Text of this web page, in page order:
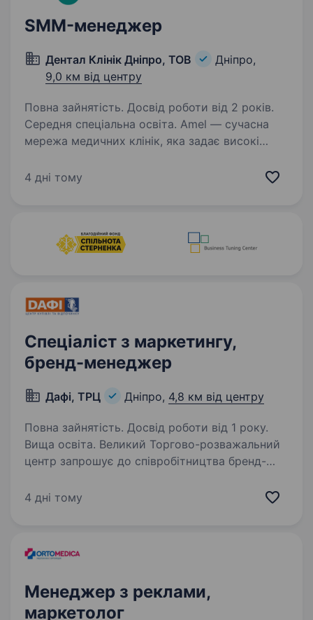
SMM-менеджер
Дентал Клінік Дніпро, ТОВ
Дніпро,
9,0 км від центру
Повна зайнятість. Досвід роботи від 2 років.
Середня спеціальна освіта. Amel — сучасна
мережа медичних клінік, яка задає високі
ми шукаємо креативного SMM-менеджера,
4 дні тому
Спеціаліст з маркетингу,
бренд-менеджер
Дафі, ТРЦ Дніпро, 4,8 км від центру
Повна зайнятість. Досвід роботи від 1 року.
Вища освіта. Великий Торгово-розважальний
центр запрошує до співробітництва бренд-
у м.Дніпро. Вимоги: освіта: економіка,
4 дні тому
Менеджер з реклами,
маркетолог